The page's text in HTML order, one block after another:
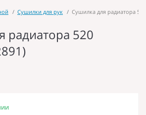
Сушилки для рук Сушилка для радиатора 520
радиатора 520